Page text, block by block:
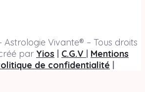
Vivante® – Tous droits
par Yios | C.G.V | Mentions
de confidentialité |